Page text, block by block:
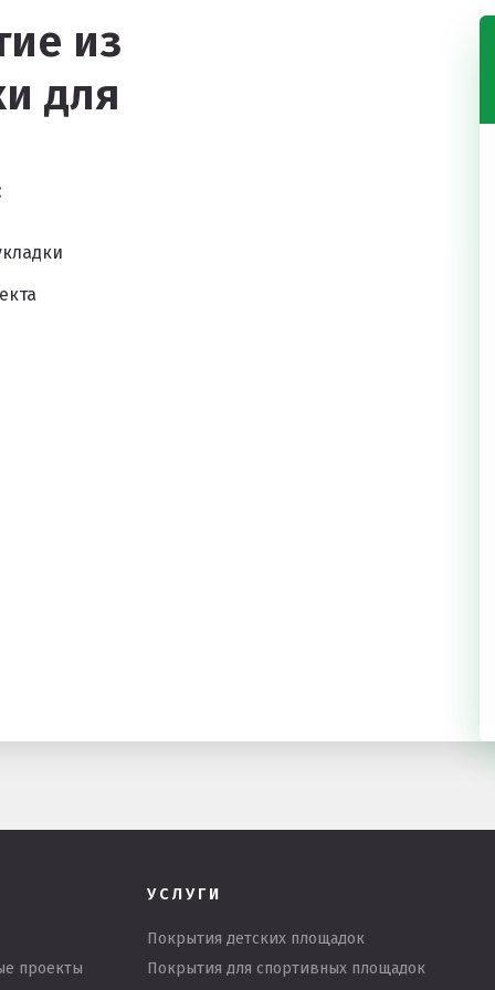
из
для
проекты
УСЛУГИ
Покрытия детских площадок
Покрытия для спортивных площадок